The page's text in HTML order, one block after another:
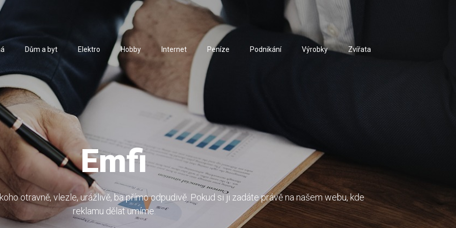
Dům a byt Elektro Hobby Internet Peníze Podnikání Výrobky Zvířata
Emfi
otravně, vlezle, urážlivě, ba přímo odpudivě. Pokud si ji zadáte právě na našem webu, kde
reklamu dělat umíme.